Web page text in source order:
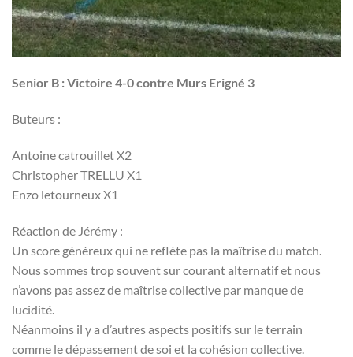
Senior B : Victoire 4-0 contre Murs Erigné 3
Buteurs :
Antoine catrouillet X2
Christopher TRELLU X1
Enzo letourneux X1
Réaction de Jérémy :
Un score généreux qui ne reflète pas la maîtrise du match.
Nous sommes trop souvent sur courant alternatif et nous
n’avons pas assez de maîtrise collective par manque de
lucidité.
Néanmoins il y a d’autres aspects positifs sur le terrain
comme le dépassement de soi et la cohésion collective.